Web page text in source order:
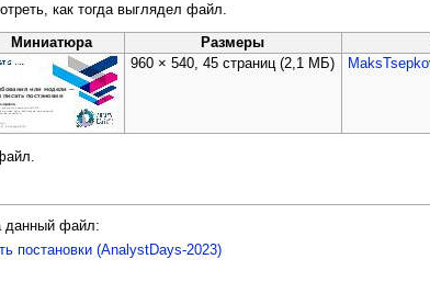
как тогда выглядел файл.
Миниатюра Размеры
960 × 540, 45 страниц (2,1 МБ)
данный файл:
постановки (AnalystDays-2023)